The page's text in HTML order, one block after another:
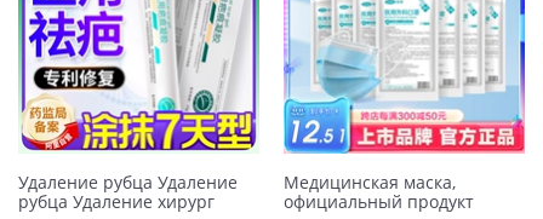
Удаление рубца Удаление
рубца Удаление хирург
Медицинская маска,
официальный продукт